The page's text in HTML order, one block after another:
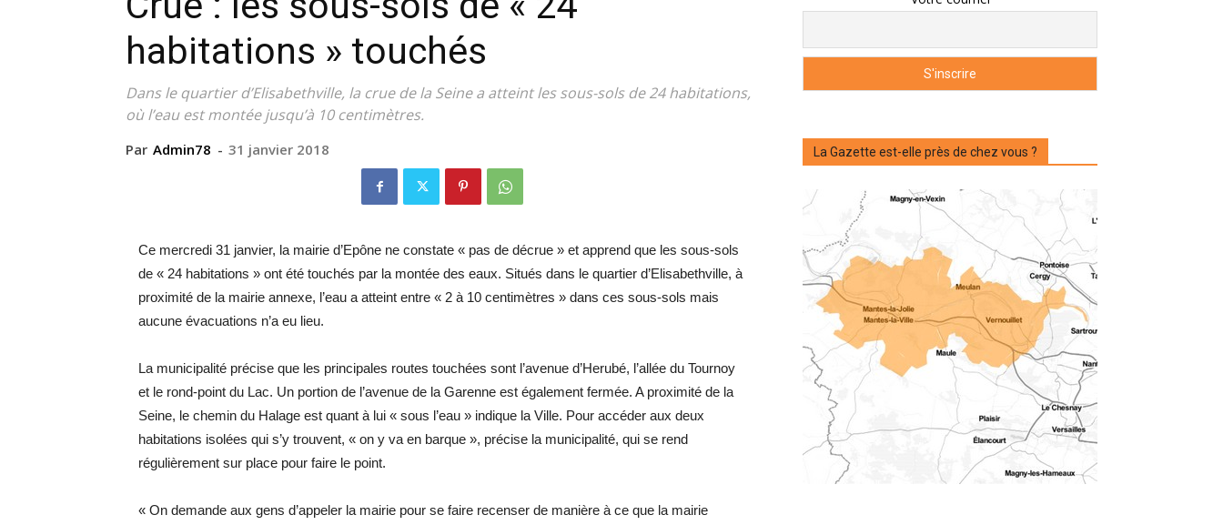
habitations » touchés
Dans le quartier d’Elisabethville, la crue de la Seine a atteint les sous-sols de 24 habitations,
où l’eau est montée jusqu’à 10 centimètres.
Par Admin78 - 31 janvier 2018
Ce mercredi 31 janvier, la mairie d’Epône ne constate « pas de décrue » et apprend que les sous-sols
de « 24 habitations » ont été touchés par la montée des eaux. Situés dans le quartier d’Elisabethville, à
proximité de la mairie annexe, l’eau a atteint entre « 2 à 10 centimètres » dans ces sous-sols mais
aucune évacuations n’a eu lieu.
La municipalité précise que les principales routes touchées sont l’avenue d’Herubé, l’allée du Tournoy
et le rond-point du Lac. Un portion de l’avenue de la Garenne est également fermée. A proximité de la
Seine, le chemin du Halage est quant à lui « sous l’eau » indique la Ville. Pour accéder aux deux
habitations isolées qui s’y trouvent, « on y va en barque », précise la municipalité, qui se rend
régulièrement sur place pour faire le point.
« On demande aux gens d’appeler la mairie pour se faire recenser de manière à ce que la mairie
La Gazette est-elle près de chez vous ?